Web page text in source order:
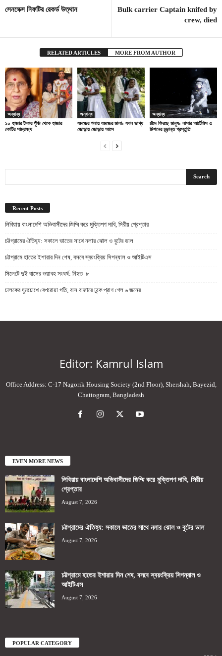
সেনসেক্স নিফটির রেকর্ড উত্থান
Bulk carrier Captain knifed by
crew, died
RELATED ARTICLES MORE FROM AUTHOR
অন্যান্য
১০ হাজার টাকার পুঁজি থেকে হাজার
কোটির সাম্রাজ্য
অন্যান্য
যমজের গলায় যমজের মালা: যখন ভাগ্য
জোড়ায় জোড়ায় আসে
অন্যান্য
চাঁদে ফিরছে মানুষ: নাসার আর্টেমিস ৩
মিশনের চূড়ান্ত প্রস্তুতি
Recent Posts
লিবিয়ায় বাংলাদেশি অভিবাসীদের জিম্মি করে মুক্তিপণ দাবি, সিরীয় গ্রেপ্তার
চট্টগ্রামের ঐতিহ্য: সকালে ভাতের সাথে নলার ঝোল ও বুটের ডাল
চট্টগ্রামে হাতের ইশারার দিন শেষ, বসবে স্বয়ংক্রিয় সিগন্যাল ও আইটিএস
সিলেটে দুই বাসের ভয়াবহ সংঘর্ষ: নিহত ৮
চালকের ঘুমচোখে বেপরোয়া গতি, বাস বাজারে ঢুকে প্রাণ গেল ৬ জনের
Editor: Kamrul Islam
Office Address: C-17 Nagorik Housing Society (2nd Floor), Shershah, Bayezid,
Chattogram, Bangladesh
EVEN MORE NEWS
লিবিয়ায় বাংলাদেশি অভিবাসীদের জিম্মি করে মুক্তিপণ দাবি, সিরীয়
গ্রেপ্তার
August 7, 2026
চট্টগ্রামের ঐতিহ্য: সকালে ভাতের সাথে নলার ঝোল ও বুটের ডাল
August 7, 2026
চট্টগ্রামে হাতের ইশারার দিন শেষ, বসবে স্বয়ংক্রিয় সিগন্যাল ও
আইটিএস
August 7, 2026
POPULAR CATEGORY